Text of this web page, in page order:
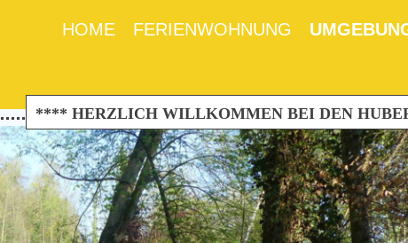
HOME FERIENWOHNUNG
**** HERZLICH WILLKOMMEN BEI DEN